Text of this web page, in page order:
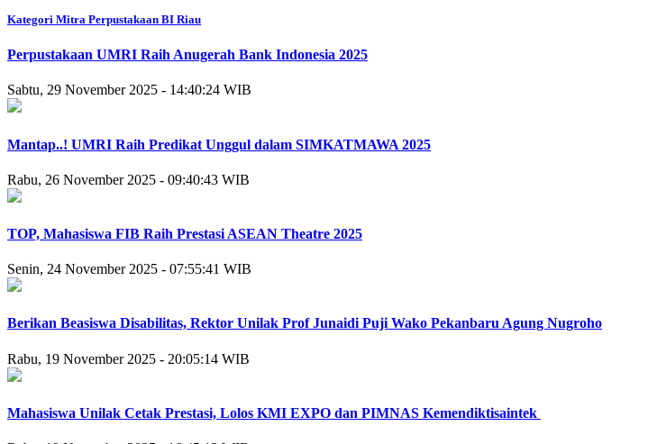
Kategori Mitra Perpustakaan BI Riau
Perpustakaan UMRI Raih Anugerah Bank Indonesia 2025
Sabtu, 29 November 2025 - 14:40:24 WIB
Mantap..! UMRI Raih Predikat Unggul dalam SIMKATMAWA 2025
Rabu, 26 November 2025 - 09:40:43 WIB
TOP, Mahasiswa FIB Raih Prestasi ASEAN Theatre 2025
Senin, 24 November 2025 - 07:55:41 WIB
Berikan Beasiswa Disabilitas, ‎Rektor Unilak Prof Junaidi Puji Wako Pekanbaru Agung Nugroho
Rabu, 19 November 2025 - 20:05:14 WIB
Mahasiswa Unilak Cetak Prestasi, Lolos KMI EXPO dan PIMNAS Kemendiktisaintek